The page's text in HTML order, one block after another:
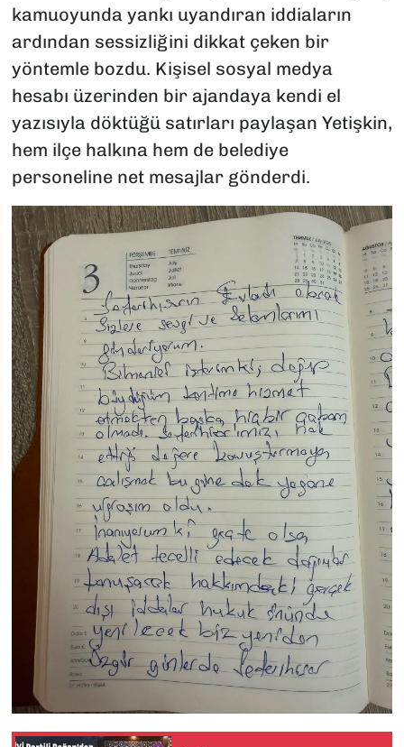
kamuoyunda yankı uyandıran iddiaların
ardından sessizliğini dikkat çeken bir
yöntemle bozdu. Kişisel sosyal medya
hesabı üzerinden bir ajandaya kendi el
yazısıyla döktüğü satırları paylaşan Yetişkin,
hem ilçe halkına hem de belediye
personeline net mesajlar gönderdi.